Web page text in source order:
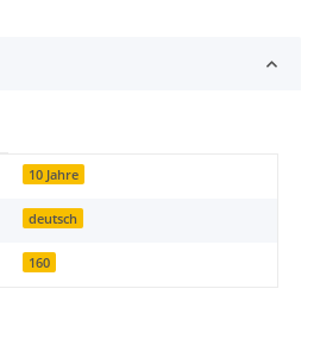
10 Jahre
deutsch
160